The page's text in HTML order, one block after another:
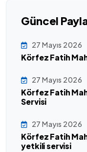
Güncel
27 Mayıs 2026
Körfez Fatih
27 Mayıs 2026
Körfez Fatih
Servisi
27 Mayıs 2026
Körfez Fatih
yetkili servisi